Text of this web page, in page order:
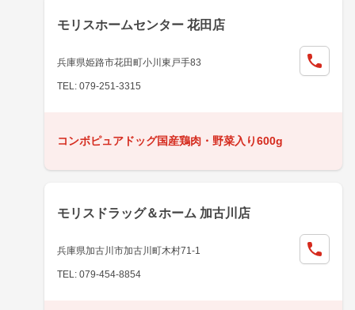
モリスホームセンター 花田店
兵庫県姫路市花田町小川東戸手83
TEL: 079-251-3315
コンボピュアドッグ国産鶏肉・野菜入り600g
モリスドラッグ＆ホーム 加古川店
兵庫県加古川市加古川町木村71-1
TEL: 079-454-8854